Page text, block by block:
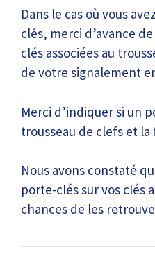
Dans le cas où vous
clés, merci d’avance
clés associées au
de votre signalement
Merci d’indiquer si un
trousseau de clefs et la
Nous avons constaté
porte-clés sur vos clés
chances de les